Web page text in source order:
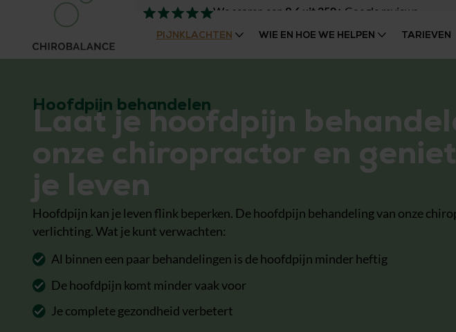
We scoren een 9,6 uit 250+ Google reviews
PIJNKLACHTEN WIE EN HOE WE HELPEN TARIEVEN
Hoofdpijn behandelen
Laat je hoofdpijn
onze chiropractor en
je leven
Hoofdpijn kan je leven flink beperken. De hoofdpijn behandeling van onze
verlichting. Wat je kunt verwachten:
Al binnen een paar behandelingen is de hoofdpijn minder heftig
De hoofdpijn komt minder vaak voor
Je complete gezondheid verbetert